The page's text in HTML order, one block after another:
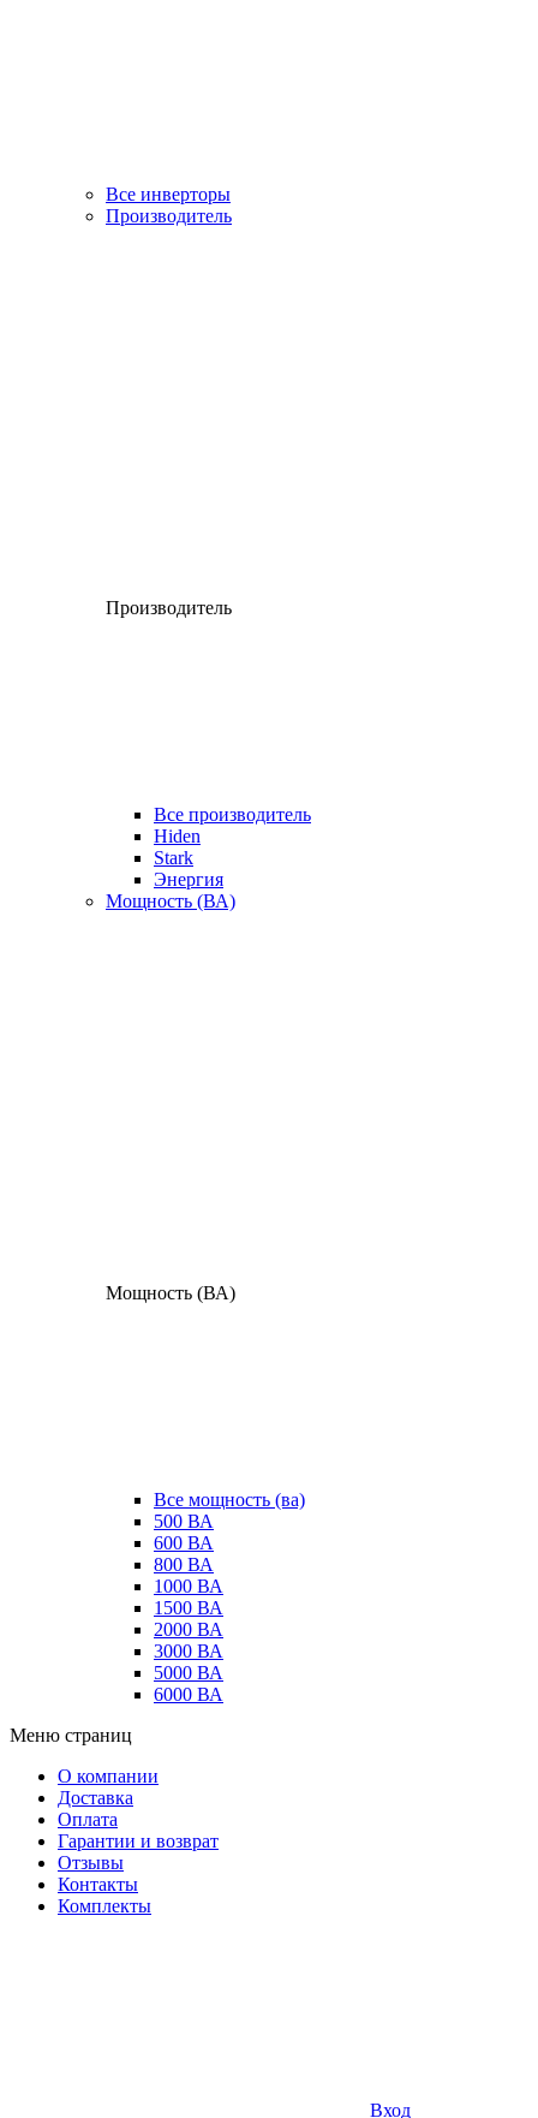
Все инверторы
Производитель
Производитель
Все производитель
Hiden
Stark
Энергия
Мощность (ВА)
Мощность (ВА)
Все мощность (ва)
500 ВА
600 ВА
800 ВА
1000 ВА
1500 ВА
2000 ВА
3000 ВА
5000 ВА
6000 ВА
Меню страниц
О компании
Доставка
Оплата
Гарантии и возврат
Отзывы
Контакты
Комплекты
Вход